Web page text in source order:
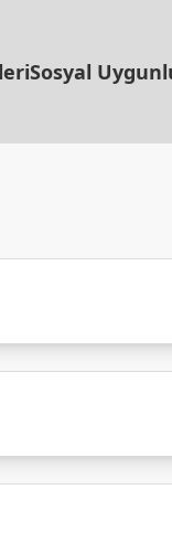
Sosyal